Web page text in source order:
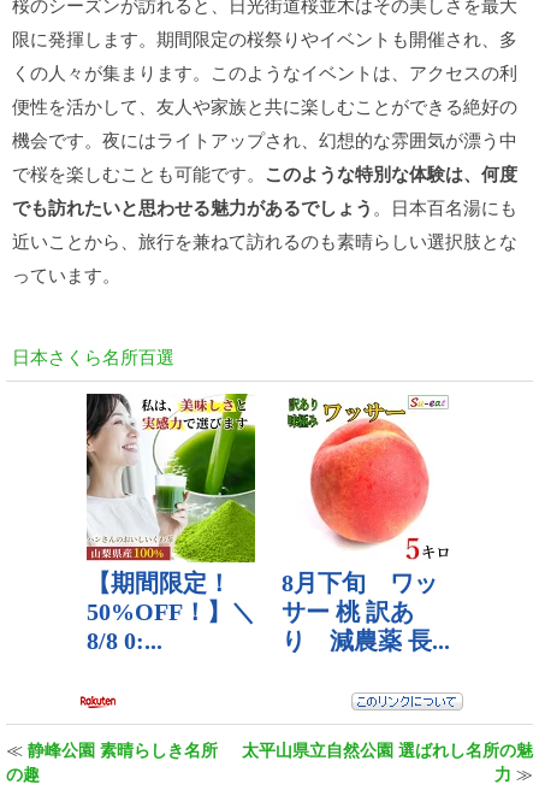
限に発揮します。期間限定の桜祭りやイベントも開催され、多
くの人々が集まります。このようなイベントは、アクセスの利
便性を活かして、友人や家族と共に楽しむことができる絶好の
機会です。夜にはライトアップされ、幻想的な雰囲気が漂う中
で桜を楽しむことも可能です。 このような特別な体験は、何度
でも訪れたいと思わせる魅力があるでしょう 。日本百名湯にも
近いことから、旅行を兼ねて訪れるのも素晴らしい選択肢とな
っています。
日本さくら名所百選
≪ 静峰公園 素晴らしき名所
の趣
太平山県立自然公園 選ばれし名所の魅
力 ≫